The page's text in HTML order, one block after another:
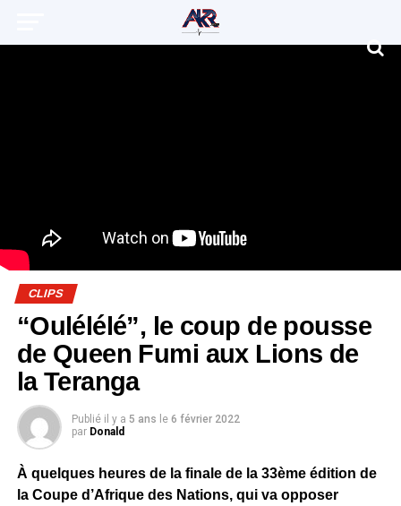
CLIPS
“Oulélélé”, le coup de pousse
de Queen Fumi aux Lions de
la Teranga
Publié il y a 5 ans le 6 février 2022
par Donald
À quelques heures de la finale de la 33ème édition de
la Coupe d’Afrique des Nations, qui va opposer